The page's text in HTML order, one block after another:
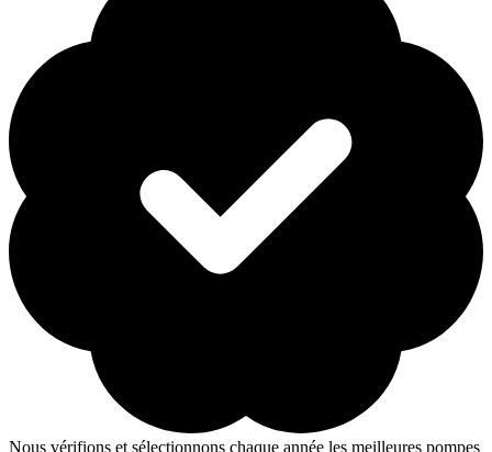
Nous vérifions et sélectionnons chaque année les meilleures pompes